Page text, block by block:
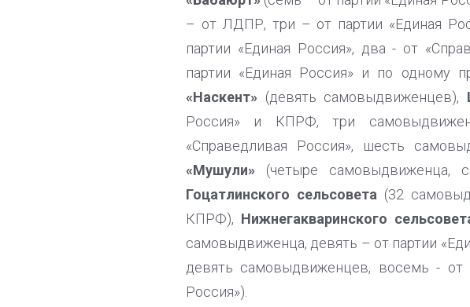
– от ЛДПР, три – от партии «Единая
партии «Единая Россия», два - от
партии «Единая Россия» и по одному
«Наскент»(девять самовыдвиженцев),
Россия» и КПРФ, три
«Справедливая Россия», шесть
«Мушули»(четыре самовыдвиженца,
Гоцатлинского сельсовета (32
КПРФ), Нижнегакваринского
самовыдвиженца, девять – от партии
девять самовыдвиженцев, восемь - от
Россия»).